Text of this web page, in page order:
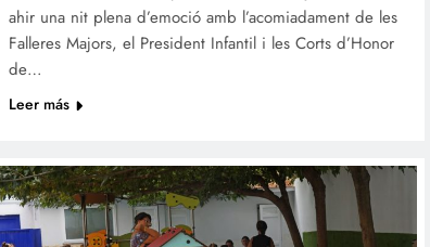
ahir una nit plena d’emoció amb l’acomiadament de les
Falleres Majors, el President Infantil i les Corts d’Honor
de…
Leer más